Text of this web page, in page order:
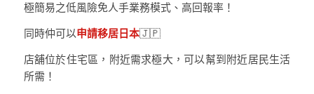
極簡易之低風險免人手業務模式、高回報率！
同時仲可以申請移居日本🇯🇵
店舖位於住宅區，附近需求極大，可以幫到附近居民生活
所需！